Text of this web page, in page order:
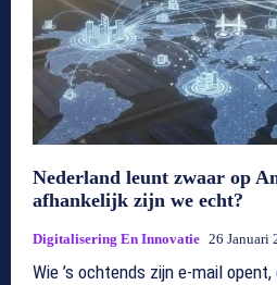
Nederland leunt zwaar op
afhankelijk zijn we echt?
Digitalisering En Innovatie 26 Januari
Wie ’s ochtends zijn e-mail